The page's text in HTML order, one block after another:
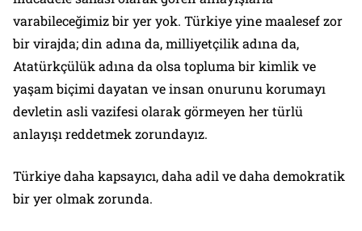
varabileceğimiz bir yer yok. Türkiye yine maalesef zor
bir virajda; din adına da, milliyetçilik adına da,
Atatürkçülük adına da olsa topluma bir kimlik ve
yaşam biçimi dayatan ve insan onurunu korumayı
devletin asli vazifesi olarak görmeyen her türlü
anlayışı reddetmek zorundayız.
Türkiye daha kapsayıcı, daha adil ve daha demokratik
bir yer olmak zorunda.